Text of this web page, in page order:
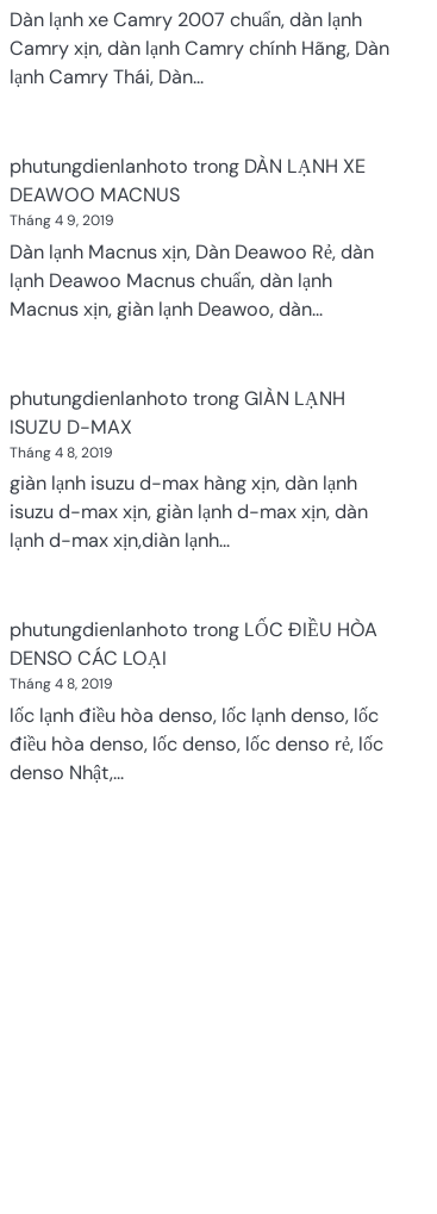
Dàn lạnh xe Camry 2007 chuẩn, dàn lạnh
Camry xịn, dàn lạnh Camry chính Hãng, Dàn
lạnh Camry Thái, Dàn…
phutungdienlanhoto trong DÀN LẠNH XE
DEAWOO MACNUS
Tháng 4 9, 2019
Dàn lạnh Macnus xịn, Dàn Deawoo Rẻ, dàn
lạnh Deawoo Macnus chuẩn, dàn lạnh
Macnus xịn, giàn lạnh Deawoo, dàn…
phutungdienlanhoto trongGIÀN LẠNH
ISUZU D-MAX
Tháng 4 8, 2019
giàn lạnh isuzu d-max hàng xịn, dàn lạnh
isuzu d-max xịn, giàn lạnh d-max xịn, dàn
lạnh d-max xịn,diàn lạnh…
phutungdienlanhoto trong LỐC ĐIỀU HÒA
DENSO CÁC LOẠI
Tháng 4 8, 2019
lốc lạnh điều hòa denso, lốc lạnh denso, lốc
điều hòa denso, lốc denso, lốc denso rẻ, lốc
denso Nhật,…